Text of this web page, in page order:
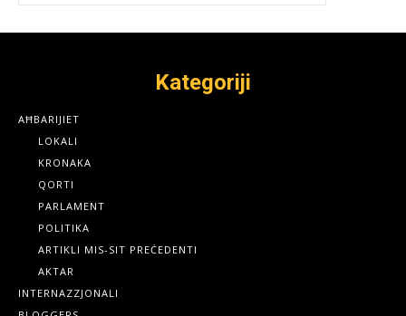
Kategoriji
AĦBARIJIET
LOKALI
KRONAKA
QORTI
PARLAMENT
POLITIKA
ARTIKLI MIS-SIT PREĊEDENTI
AKTAR
INTERNAZZJONALI